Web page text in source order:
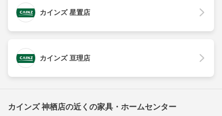
カインズ 星置店
カインズ 亘理店
カインズ 神栖店の近くの家具・ホームセンター